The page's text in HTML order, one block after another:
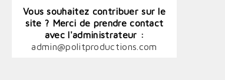
Vous souhaitez contribuer sur le
site ? Merci de prendre contact
avec l'administrateur :
admin@politproductions.com